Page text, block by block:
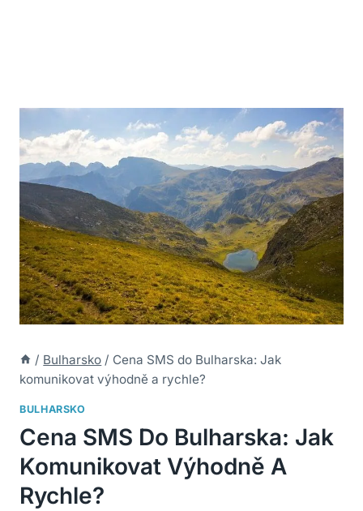
/ Bulharsko / Cena SMS do Bulharska: Jak
komunikovat výhodně a rychle?
BULHARSKO
Cena SMS Do Bulharska: Jak
Komunikovat Výhodně A
Rychle?